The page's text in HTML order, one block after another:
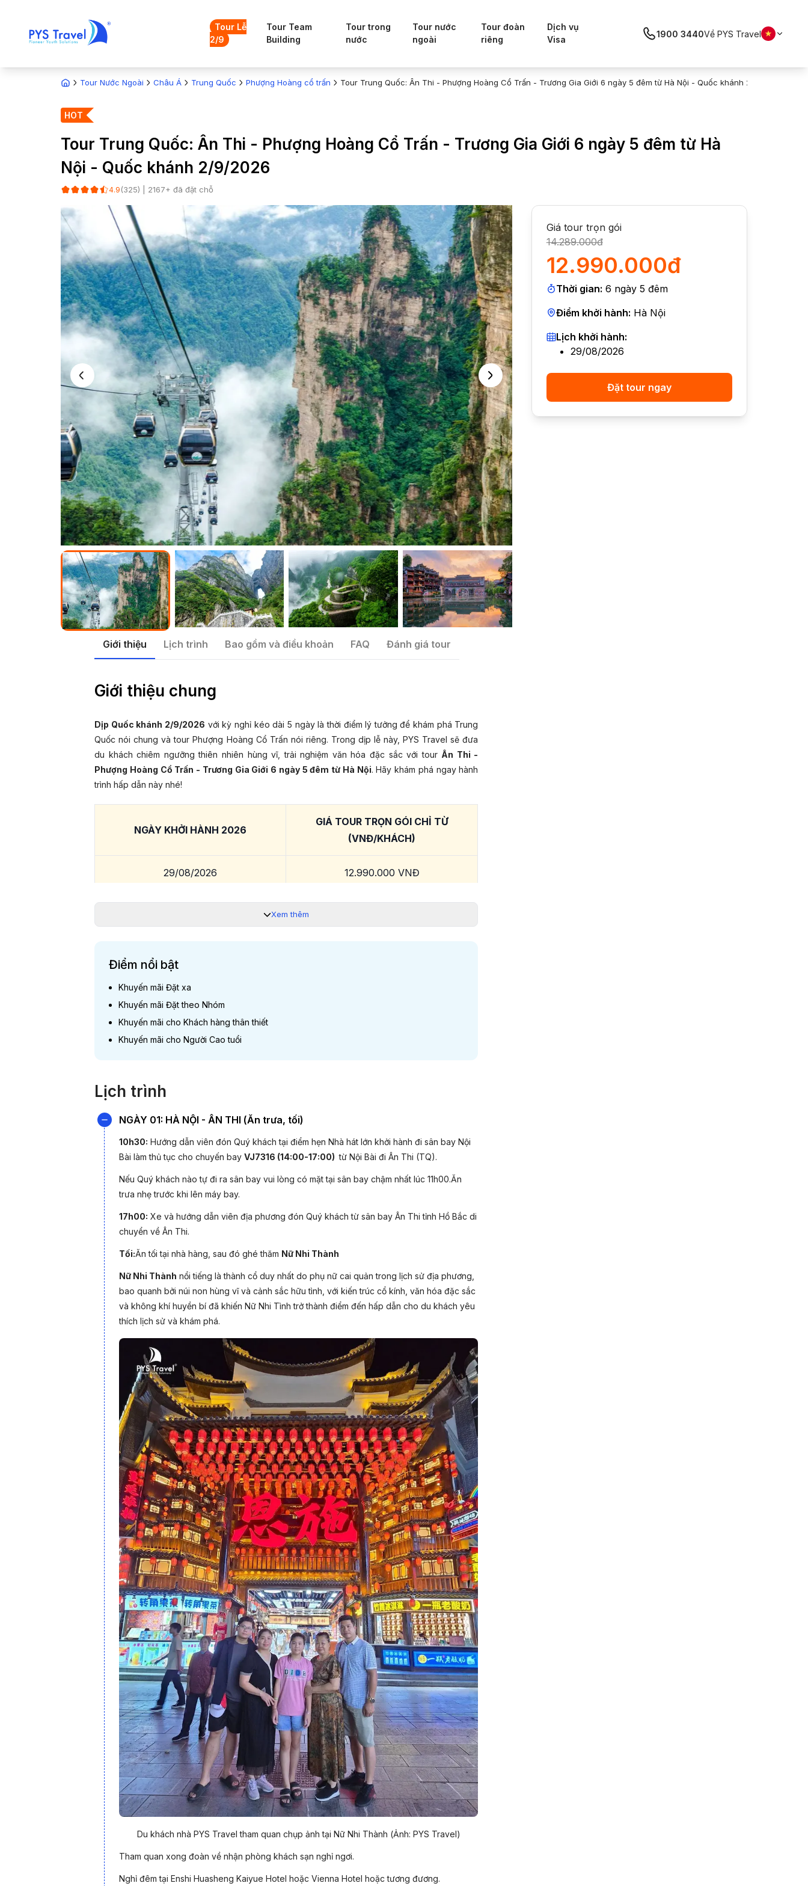
Tour Lễ
2/9
Tour Team
Building
Tour trong
nước
Tour nước
ngoài
Tour đoàn
riêng
Dịch vụ
Visa
1900 3440Về PYS Travel
Tour Nước Ngoài Châu Á Trung Quốc Phượng Hoàng cổ trấn Tour Trung Quốc: Ân Thi - Phượng Hoàng Cổ Trấn - Trương Gia Giới 6 ngày 5 đêm từ Hà Nội - Quốc khánh 2/9/2026
HOT
Tour Trung Quốc: Ân Thi - Phượng Hoàng Cổ Trấn - Trương Gia Giới 6 ngày 5 đêm từ Hà
Nội - Quốc khánh 2/9/2026
4.9 (325) | 2167+ đã đặt chỗ
Giới thiệu Lịch trình Bao gồm và điều khoản FAQ Đánh giá tour
Giới thiệu chung
Dịp Quốc khánh 2/9/2026 với kỳ nghỉ kéo dài 5 ngày là thời điểm lý tưởng để khám phá Trung
Quốc nói chung và tour Phượng Hoàng Cổ Trấn nói riêng. Trong dịp lễ này, PYS Travel sẽ đưa
du khách chiêm ngưỡng thiên nhiên hùng vĩ, trải nghiệm văn hóa đặc sắc với tour Ân Thi -
Phượng Hoàng Cổ Trấn - Trương Gia Giới 6 ngày 5 đêm từ Hà Nội. Hãy khám phá ngay hành
trình hấp dẫn này nhé!
NGÀY KHỞI HÀNH 2026
GIÁ TOUR TRỌN GÓI CHỈ TỪ
(VNĐ/KHÁCH)
29/08/2026 12.990.000 VNĐ
Giá và Lịch khởi hành được cập nhật ngày 20/07/2026
ƯU ĐÃI MỪNG ĐẠI LỄ QUỐC KHÁNH 2/9
(thời gian áp dụng từ 15/06 đến 02/09/2026)
Khuyến mãi
Đặt theo Nhóm
khách trở lên
Khuyến mãi cho
- Giảm ngay
600.000VNĐ/khách
Khuyến mãi cho
Người Cao tuổi
- Giảm ngay
500.000VNĐ cho
2.500.000VNĐ/nhó
m cho nhóm từ 4
khách từ 50 tuổi trở
lên
*Không áp dụng đồng thời các chương trình Khuyến mãi khác.
ĐIỂM NỔI BẬT TOUR ÂN THI - PHƯỢNG HOÀNG CỔ TRẤN - TRƯƠNG
GIA GIỚI DỊP LỄ 2/9:
- Bay thẳng Hà Nội - Ân Thi
- Một tour khám phá hai tỉnh Hồ Bắc và Hồ Nam
- Thư giãn tại Ân Thi, nơi mang lại vẻ đẹp thanh bình, lãng mạn. Miễn phí vé thăm quan Sạn
- Đạo Kính tại Thất Tinh Sơn
- Khám phá vẻ đẹp lung linh như phong hoa của Phượng Hoàng Cổ Trấn
Nằm ở vùng núi phía tây nam tỉnh Hồ Bắc, Châu tự trị dân tộc Thổ Gia MiêuÂn Thikhông chỉ nổi
bật với cảnh sắc thiên nhiên hùng vĩ mà còn là vùng đất giàu truyền thống văn hóa và lịch sử. Với
vị trí chiến lược nằm giữa các khu vực kinh tế trọng điểm và đóng vai trò quan trọng trong các
chiến lược phát triển quốc gia, Ân Thi ngày càng khẳng định vai trò là trung tâm kinh tế - văn hóa
của khu vực miền Tây Hồ Bắc.
Xem thêm
Điểm nổi bật
Khuyến mãi Đặt xa
Khuyến mãi Đặt theo Nhóm
Khuyến mãi cho Khách hàng thân thiết
Khuyến mãi cho Người Cao tuổi
Lịch trình
NGÀY 01: HÀ NỘI - ÂN THI (Ăn trưa, tối)
10h30: Hướng dẫn viên đón Quý khách tại điểm hẹn Nhà hát lớn khởi hành đi sân bay Nội
Bài làm thủ tục cho chuyến bayVJ7316 (14:00-17:00) từ Nội Bài đi Ân Thi (TQ).
Nếu Quý khách nào tự đi ra sân bay vui lòng có mặt tại sân bay chậm nhất lúc 11h00.Ăn
trưa nhẹ trước khi lên máy bay.
17h00: Xe và hướng dẫn viên địa phương đón Quý khách từ sân bay Ân Thi tỉnh Hồ Bắc di
chuyển về Ân Thi.
Tối:Ăn tối tại nhà hàng, sau đó ghé thăm Nữ Nhi Thành
Nữ Nhi Thành nổi tiếng là thành cổ duy nhất do phụ nữ cai quản trong lịch sử địa phương,
bao quanh bởi núi non hùng vĩ và cảnh sắc hữu tình, với kiến trúc cổ kính, văn hóa đặc sắc
và không khí huyền bí đã khiến Nữ Nhi Tình trở thành điểm đến hấp dẫn cho du khách yêu
thích lịch sử và khám phá.
Du khách nhà PYS Travel tham quan chụp ảnh tại Nữ Nhi Thành (Ảnh: PYS Travel)
Tham quan xong đoàn về nhận phòng khách sạn nghỉ ngơi.
Nghỉ đêm tại Enshi Huasheng Kaiyue Hotel hoặc Vienna Hotel hoặc tương đương.
Giá tour trọn gói
14.289.000đ
12.990.000đ
Thời gian: 6 ngày 5 đêm
Điểm khởi hành: Hà Nội
Lịch khởi hành:
29/08/2026
Đặt tour ngay